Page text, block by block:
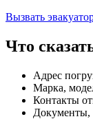
Вызвать
Что
Адрес
Марка,
Контакты
Документы,